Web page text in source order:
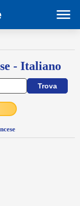
- Italiano